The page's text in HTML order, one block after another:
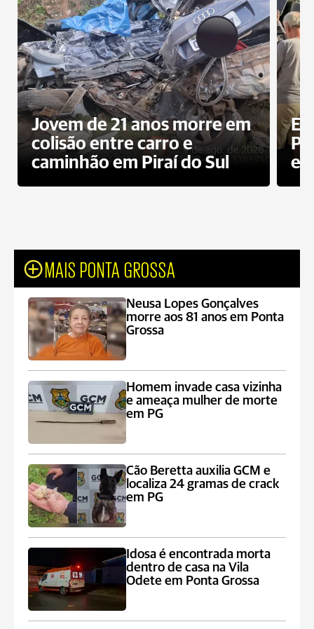
Jovem de 21 anos morre em
colisão entre carro e
caminhão em Piraí do Sul
MAIS PONTA GROSSA
Neusa Lopes Gonçalves
morre aos 81 anos em Ponta
Grossa
Homem invade casa vizinha
e ameaça mulher de morte
em PG
Cão Beretta auxilia GCM e
localiza 24 gramas de crack
em PG
Idosa é encontrada morta
dentro de casa na Vila
Odete em Ponta Grossa